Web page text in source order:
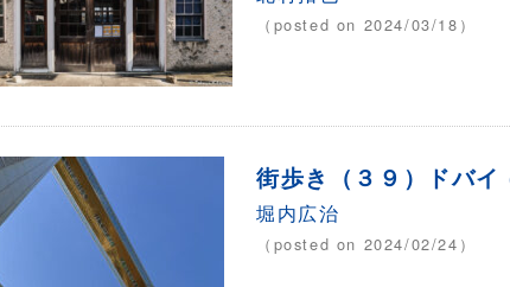
（posted on 2024/03/18）
街歩き（３９）ドバ
堀内広治
（posted on 2024/02/24）